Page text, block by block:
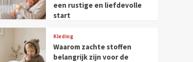
een rustige en liefdevolle
start
Kleding
Waarom zachte stoffen
belangrijk zijn voor de